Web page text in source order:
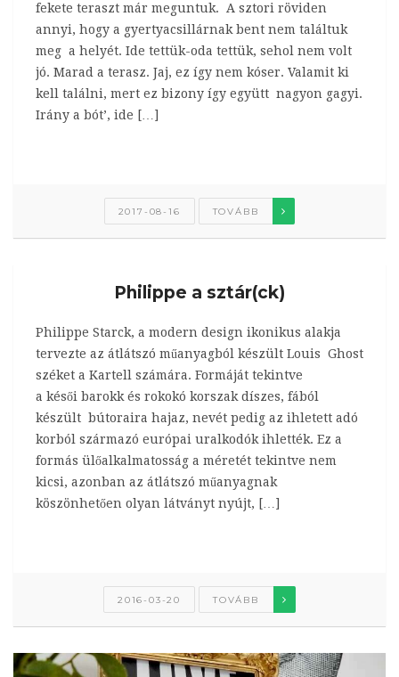
fekete teraszt már meguntuk. A sztori röviden
annyi, hogy a gyertyacsillárnak bent nem találtuk
meg a helyét. Ide tettük-oda tettük, sehol nem volt
jó. Marad a terasz. Jaj, ez így nem kóser. Valamit ki
kell találni, mert ez bizony így együtt nagyon gagyi.
Irány a bót’, ide […]
2017-08-16 TOVÁBB
Philippe a sztár(ck)
Philippe Starck, a modern design ikonikus alakja
tervezte az átlátszó műanyagból készült Louis Ghost
széket a Kartell számára. Formáját tekintve
a késői barokk és rokokó korszak díszes, fából
készült bútoraira hajaz, nevét pedig az ihletett adó
korból származó európai uralkodók ihlették. Ez a
formás ülőalkalmatosság a méretét tekintve nem
kicsi, azonban az átlátszó műanyagnak
köszönhetően olyan látványt nyújt, […]
2016-03-20 TOVÁBB